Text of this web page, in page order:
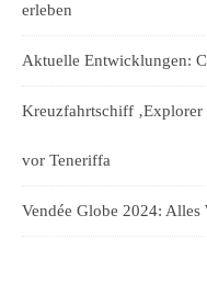
erleben
Aktuelle Entwicklungen:
Kreuzfahrtschiff ‚Explorer
vor Teneriffa
Vendée Globe 2024: Alles